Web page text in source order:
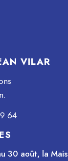
VILAR
64
30 août, la